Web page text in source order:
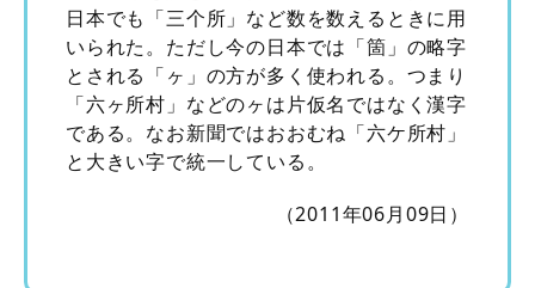
日本でも「三个所」など数を数えるときに用
いられた。ただし今の日本では「箇」の略字
とされる「ヶ」の方が多く使われる。つまり
「六ヶ所村」などのヶは片仮名ではなく漢字
である。なお新聞ではおおむね「六ケ所村」
と大きい字で統一している。
（2011年06月09日）